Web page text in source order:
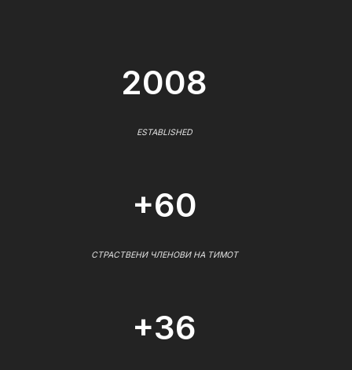
2008
ESTABLISHED
+60
СТРАСТВЕНИ ЧЛЕНОВИ НА ТИМОТ
+36